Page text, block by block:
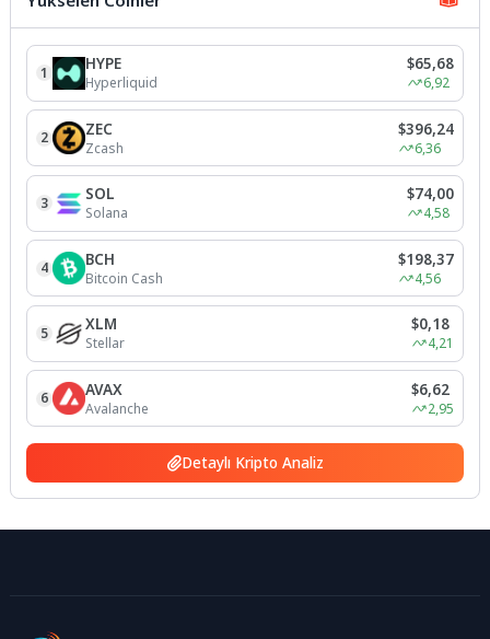
Düzenlenen turlarda,...
1 HYPE
Hyperliquid
$65,68
6,92
2 ZEC
Zcash
$396,24
6,36
3 SOL
Solana
$74,00
4,58
4 BCH
Bitcoin Cash
$198,37
4,56
5 XLM
Stellar
$0,18
4,21
6 AVAX
Avalanche
$6,62
2,95
Detaylı Kripto Analiz